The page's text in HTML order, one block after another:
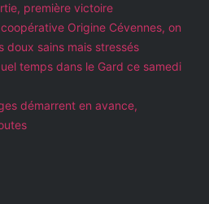
première victoire
coopérative Origine Cévennes, on
doux sains mais stressés
temps dans le Gard ce samedi
démarrent en avance,